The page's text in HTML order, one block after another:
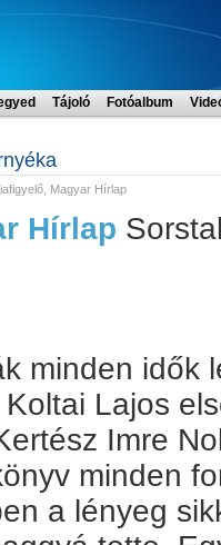
Tájoló Fotóalbum
Magyar Hírlap
Hírlap
minden idők
Lajos
Imre
minden
a lényeg